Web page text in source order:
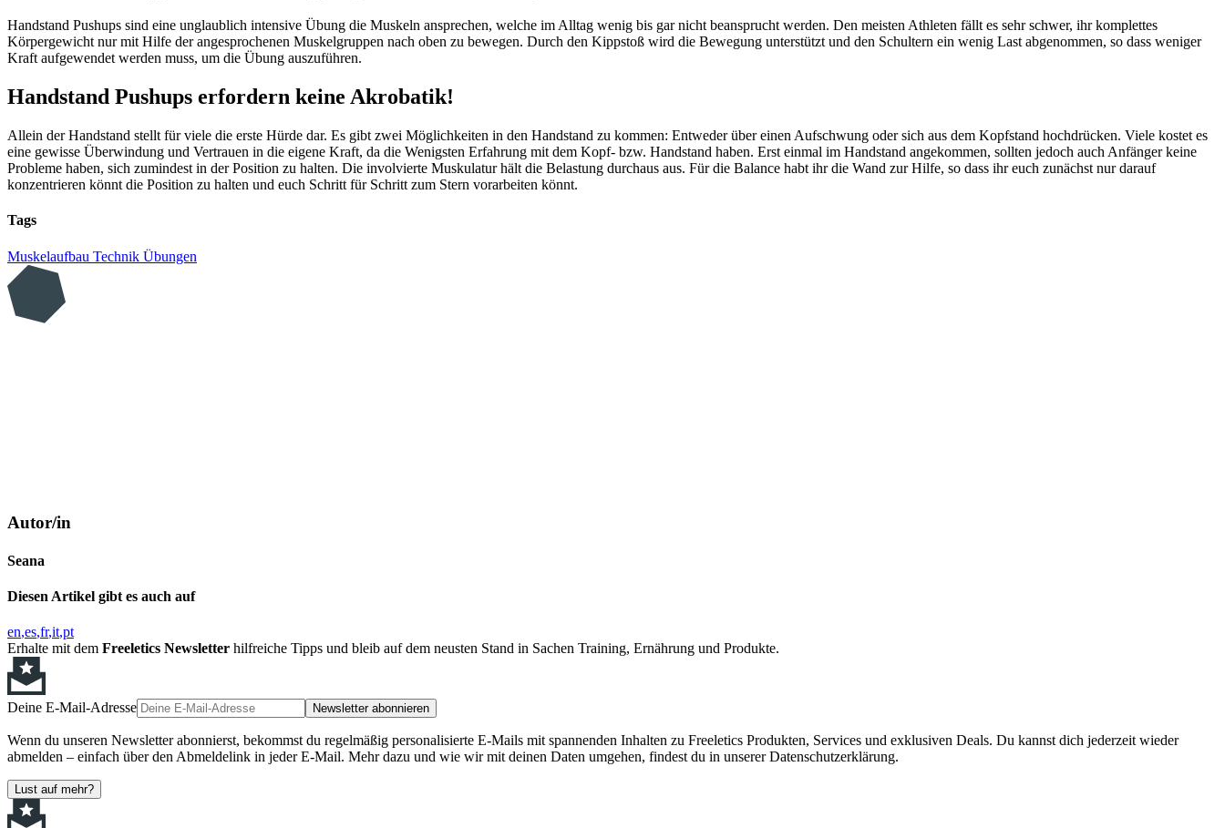
Handstand Pushups sind eine unglaublich intensive Übung die Muskeln ansprechen, welche im Alltag wenig bis gar nicht beansprucht werden. Den meisten Athleten fällt es sehr schwer, ihr komplettes
Körpergewicht nur mit Hilfe der angesprochenen Muskelgruppen nach oben zu bewegen. Durch den Kippstoß wird die Bewegung unterstützt und den Schultern ein wenig Last abgenommen, so dass weniger
Kraft aufgewendet werden muss, um die Übung auszuführen.
Handstand Pushups erfordern keine Akrobatik!
Allein der Handstand stellt für viele die erste Hürde dar. Es gibt zwei Möglichkeiten in den Handstand zu kommen: Entweder über einen Aufschwung oder sich aus dem Kopfstand hochdrücken. Viele kostet es
eine gewisse Überwindung und Vertrauen in die eigene Kraft, da die Wenigsten Erfahrung mit dem Kopf- bzw. Handstand haben. Erst einmal im Handstand angekommen, sollten jedoch auch Anfänger keine
Probleme haben, sich zumindest in der Position zu halten. Die involvierte Muskulatur hält die Belastung durchaus aus. Für die Balance habt ihr die Wand zur Hilfe, so dass ihr euch zunächst nur darauf
konzentrieren könnt die Position zu halten und euch Schritt für Schritt zum Stern vorarbeiten könnt.
Tags
Muskelaufbau Technik Übungen
Autor/in
Seana
Diesen Artikel gibt es auch auf
en es fr it pt
Erhalte mit dem Freeletics Newsletter hilfreiche Tipps und bleib auf dem neusten Stand in Sachen Training, Ernährung und Produkte.
Deine E-Mail-Adresse Newsletter abonnieren
Wenn du unseren Newsletter abonnierst, bekommst du regelmäßig personalisierte E-Mails mit spannenden Inhalten zu Freeletics Produkten, Services und exklusiven Deals. Du kannst dich jederzeit wieder
abmelden – einfach über den Abmeldelink in jeder E-Mail. Mehr dazu und wie wir mit deinen Daten umgehen, findest du in unserer Datenschutzerklärung.
Lust auf mehr?